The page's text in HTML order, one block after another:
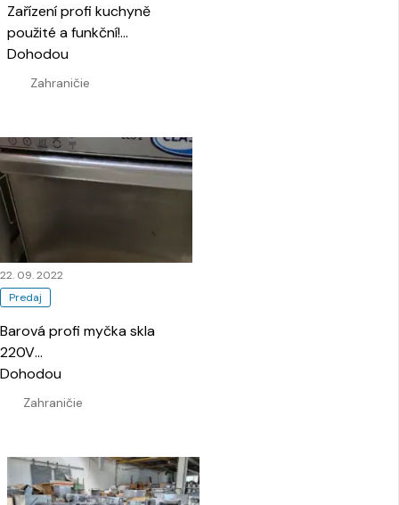
Zařízení profi kuchyně
použité a funkční!…
Zahraničie
Dohodou
Predaj
22. 09. 2022
Barová profi myčka skla
220V…
Zahraničie
Dohodou